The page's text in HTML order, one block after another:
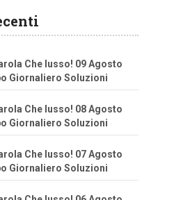
Che lusso! 09 Agosto
Giornaliero Soluzioni
Che lusso! 08 Agosto
Giornaliero Soluzioni
Che lusso! 07 Agosto
Giornaliero Soluzioni